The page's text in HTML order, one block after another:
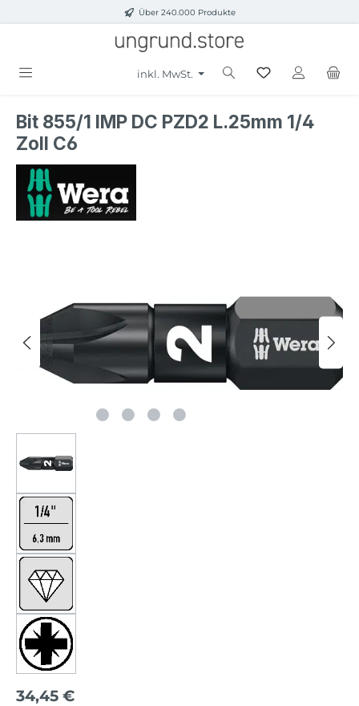
Zum Hauptinhalt springenÜber 240.000 Produkte
inkl. MwSt.
Bit 855/1 IMP DC PZD2 L.25mm 1/4
Zoll C6
34,45 €